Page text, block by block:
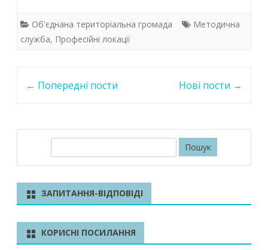
e
b
o
itt
er
at
s
p
k
e
n
Об'єднана територіальна громада
Методична
служба, Професійні локації
navigation
← Попередні пости Нові пости →
к
ЗАПИТАННЯ-ВІДПОВІДІ
КОРИСНІ ПОСИЛАННЯ